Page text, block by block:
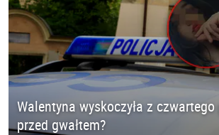
Walentyna wyskoczyła z czwartego
przed gwałtem?